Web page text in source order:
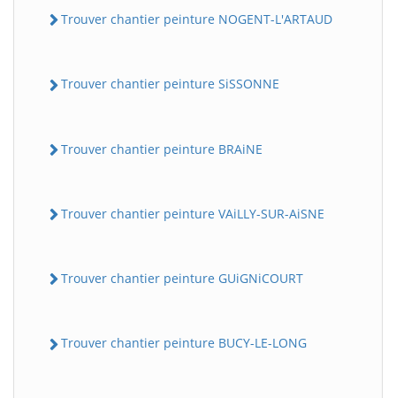
Trouver chantier peinture NOGENT-L'ARTAUD
Trouver chantier peinture SiSSONNE
Trouver chantier peinture BRAiNE
Trouver chantier peinture VAiLLY-SUR-AiSNE
Trouver chantier peinture GUiGNiCOURT
Trouver chantier peinture BUCY-LE-LONG